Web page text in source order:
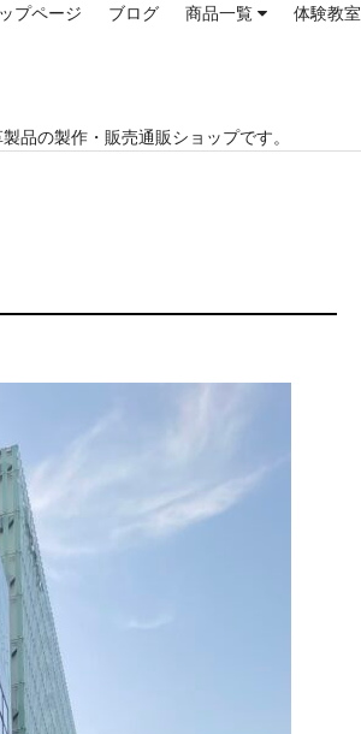
プページ ブログ 商品一覧 体験教室
品の製作・販売通販ショップです。